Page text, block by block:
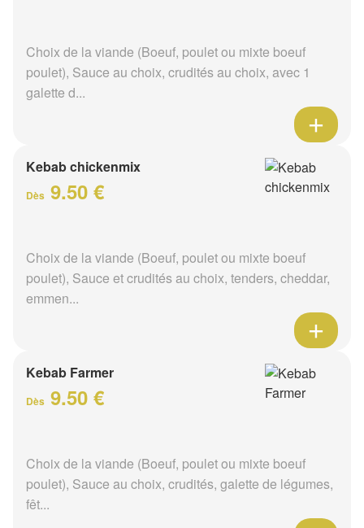
Choix de la viande (Boeuf, poulet ou mixte boeuf
poulet), Sauce au choix, crudités au choix, avec 1
galette d...
Kebab chickenmix
Dès 9.50 €
Choix de la viande (Boeuf, poulet ou mixte boeuf
poulet), Sauce et crudités au choix, tenders, cheddar,
emmen...
Kebab Farmer
Dès 9.50 €
Choix de la viande (Boeuf, poulet ou mixte boeuf
poulet), Sauce au choix, crudités, galette de légumes,
fêt...